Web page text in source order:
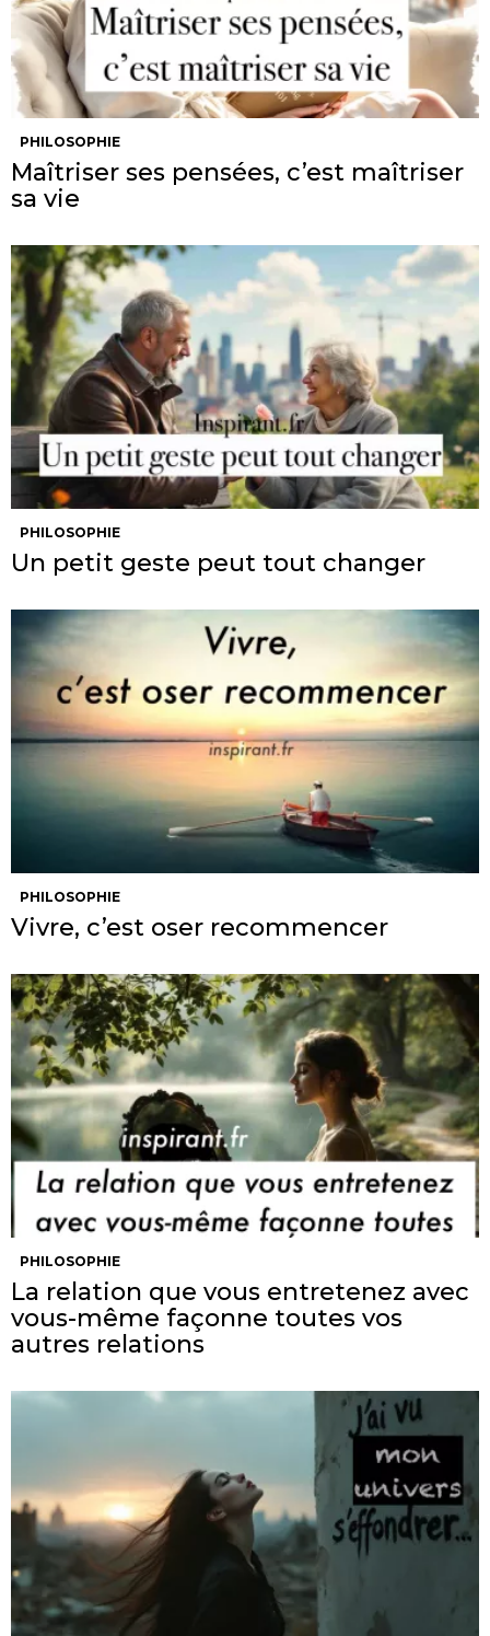
PHILOSOPHIE
Maîtriser ses pensées, c’est maîtriser
sa vie
PHILOSOPHIE
Un petit geste peut tout changer
PHILOSOPHIE
Vivre, c’est oser recommencer
PHILOSOPHIE
La relation que vous entretenez avec
vous-même façonne toutes vos
autres relations